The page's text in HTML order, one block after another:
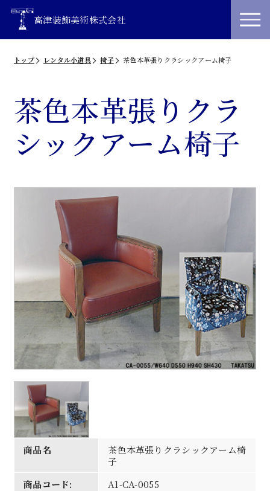
高津装飾美術株式会社
トップ レンタル小道具 椅子 茶色本革張りクラシックアーム椅子
茶色本革張りクラ
シックアーム椅子
商品名
茶色本革張りクラシックアーム椅
子
商品コード:
A1-CA-0055